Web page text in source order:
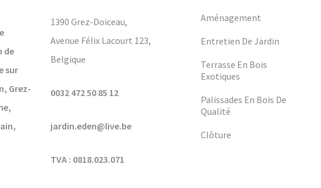
de
sur
Grez-
1390 Grez-Doiceau,
Avenue Félix Lacourt 123,
Belgique
0032 472 50 85 12
jardin.eden@live.be
TVA : 0818.023.071
Aménagement
Entretien De Jardin
Terrasse En Bois
Exotiques
Palissades En Bois De
Qualité
Clôture